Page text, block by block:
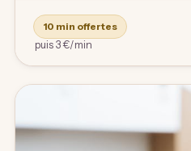
10 min offertes
puis 3 €/min